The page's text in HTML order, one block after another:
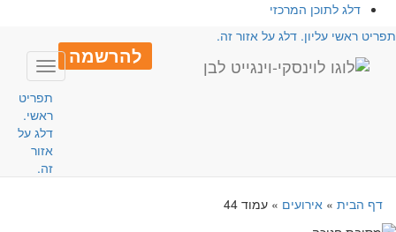
דלג לתוכן המרכזי
ראשי עליון. דלג על אזור זה.
להרשמה
Toggle
תפריט
ראשי.
דלג על
אזור
זה.
דף הבית» אירועים» עמוד 44